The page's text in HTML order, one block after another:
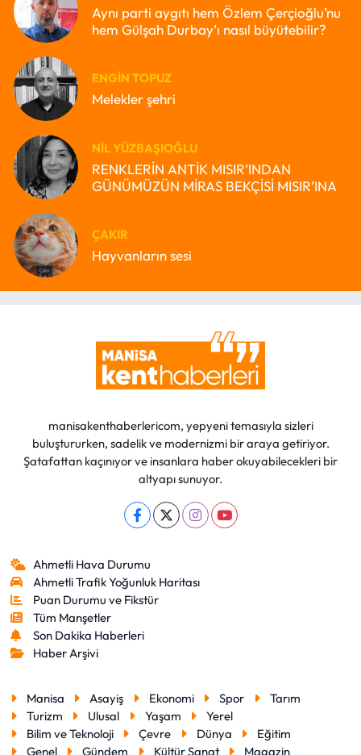
Aynı parti aygıtı hem Özlem Çerçioğlu’nu
hem Gülşah Durbay’ı nasıl büyütebilir?
ENGIN TOPUZ
Melekler şehri
NIL YÜZBAŞIOĞLU
RENKLERİN ANTİK MISIR’INDAN
GÜNÜMÜZÜN MİRAS BEKÇİSİ MISIR’INA
ÇAKIR
Hayvanların sesi
manisakenthaberlericom, yepyeni temasıyla sizleri
buluştururken, sadelik ve modernizmi bir araya getiriyor.
Şatafattan kaçınıyor ve insanlara haber okuyabilecekleri bir
altyapı sunuyor.
Ahmetli Hava Durumu
Ahmetli Trafik Yoğunluk Haritası
Puan Durumu ve Fikstür
Tüm Manşetler
Son Dakika Haberleri
Haber Arşivi
Manisa Asayiş Ekonomi Spor
Tarım
Turizm
Ulusal Yaşam
Yerel
Bilim ve Teknoloji
Çevre Dünya
Eğitim
Genel
Gündem Kültür Sanat Magazin